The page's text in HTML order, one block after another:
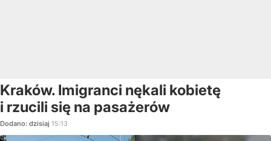
Kraków. Imigranci nękali kobietę
i rzucili się na pasażerów
Dodano: dzisiaj 15:13